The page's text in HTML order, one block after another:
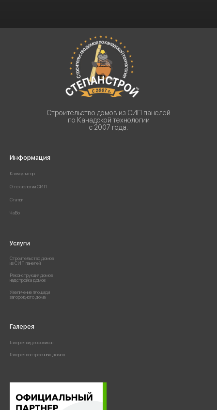
Строительство домов из СИП панелей
по Канадской технологии
с 2007 года.
Информация
Калькулятор
О технологии СИП
Статьи
ЧаВо
Услуги
Строительство домов
из СИП панелей
Реконструкция домов
надстройка домов
Увеличение площади
загородного дома
Галерея
Галерея видеороликов
Галерея построенных домов